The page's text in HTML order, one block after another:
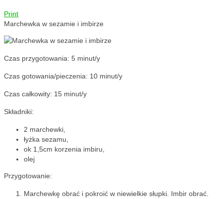
Print
Marchewka w sezamie i imbirze
Czas przygotowania: 5 minut/y
Czas gotowania/pieczenia: 10 minut/y
Czas całkowity: 15 minut/y
Składniki:
2 marchewki,
łyżka sezamu,
ok 1,5cm korzenia imbiru,
olej
Przygotowanie:
Marchewkę obrać i pokroić w niewielkie słupki. Imbir obrać.